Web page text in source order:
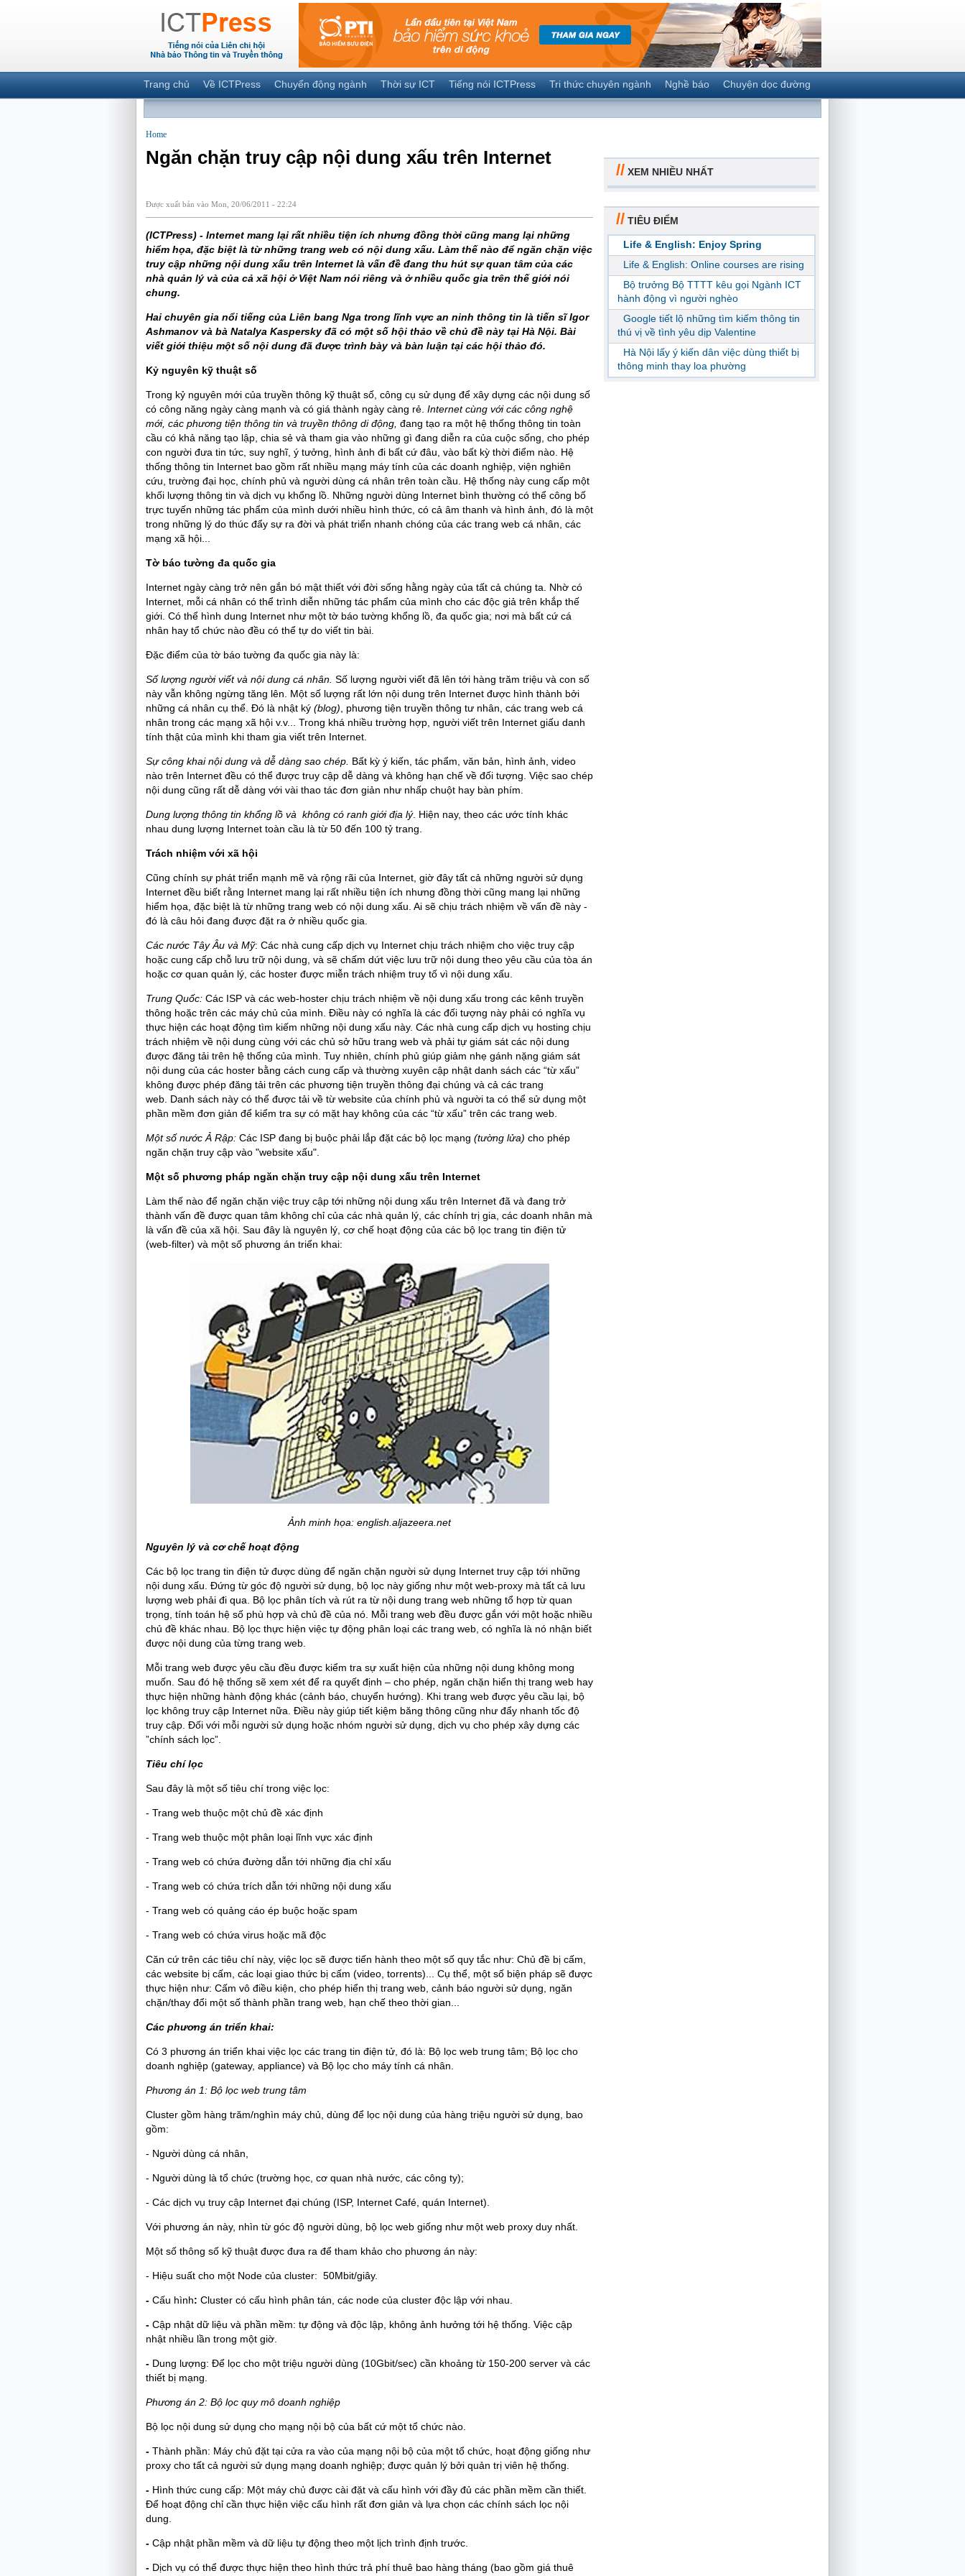
Trang chủ Về ICTPress Chuyển động ngành Thời sự ICT Tiếng nói ICTPress Tri thức chuyên ngành Nghề báo Chuyện dọc đường
Home
Ngăn chặn truy cập nội dung xấu trên Internet
Được xuất bản vào Mon, 20/06/2011 - 22:24
(ICTPress) - Internet mang lại rất nhiều tiện ích nhưng đồng thời cũng mang lại những
hiểm họa, đặc biệt là từ những trang web có nội dung xấu. Làm thế nào để ngăn chặn việc
truy cập những nội dung xấu trên Internet là vấn đề đang thu hút sự quan tâm của các
nhà quản lý và của cả xã hội ở Việt Nam nói riêng và ở nhiều quốc gia trên thế giới nói
chung.
Hai chuyên gia nổi tiếng của Liên bang Nga trong lĩnh vực an ninh thông tin là tiến sĩ Igor
Ashmanov và bà Natalya Kaspersky đã có một số hội thảo về chủ đề này tại Hà Nội. Bài
viết giới thiệu một số nội dung đã được trình bày và bàn luận tại các hội thảo đó.
Kỷ nguyên kỹ thuật số
Trong kỷ nguyên mới của truyền thông kỹ thuật số, công cụ sử dụng để xây dựng các nội dung số
có công năng ngày càng mạnh và có giá thành ngày càng rẻ. Internet cùng với các công nghệ
mới, các phương tiện thông tin và truyền thông di động, đang tạo ra một hệ thống thông tin toàn
cầu có khả năng tạo lập, chia sẻ và tham gia vào những gì đang diễn ra của cuộc sống, cho phép
con người đưa tin tức, suy nghĩ, ý tưởng, hình ảnh đi bất cứ đâu, vào bất kỳ thời điểm nào. Hệ
thống thông tin Internet bao gồm rất nhiều mạng máy tính của các doanh nghiệp, viện nghiên
cứu, trường đại học, chính phủ và người dùng cá nhân trên toàn cầu. Hệ thống này cung cấp một
khối lượng thông tin và dịch vụ khổng lồ. Những người dùng Internet bình thường có thể công bố
trực tuyến những tác phẩm của mình dưới nhiều hình thức, có cả âm thanh và hình ảnh, đó là một
trong những lý do thúc đẩy sự ra đời và phát triển nhanh chóng của các trang web cá nhân, các
mạng xã hội...
Tờ báo tường đa quốc gia
Internet ngày càng trở nên gắn bó mật thiết với đời sống hằng ngày của tất cả chúng ta. Nhờ có
Internet, mỗi cá nhân có thể trình diễn những tác phẩm của mình cho các độc giả trên khắp thế
giới. Có thể hình dung Internet như một tờ báo tường khổng lồ, đa quốc gia; nơi mà bất cứ cá
nhân hay tổ chức nào đều có thể tự do viết tin bài.
Đặc điểm của tờ báo tường đa quốc gia này là:
Số lượng người viết và nội dung cá nhân. Số lượng người viết đã lên tới hàng trăm triệu và con số
này vẫn không ngừng tăng lên. Một số lượng rất lớn nội dung trên Internet được hình thành bởi
những cá nhân cụ thể. Đó là nhật ký (blog) , phương tiện truyền thông tư nhân, các trang web cá
nhân trong các mạng xã hội v.v... Trong khá nhiều trường hợp, người viết trên Internet giấu danh
tính thật của mình khi tham gia viết trên Internet.
Sự công khai nội dung và dễ dàng sao chép. Bất kỳ ý kiến, tác phẩm, văn bản, hình ảnh, video
nào trên Internet đều có thể được truy cập dễ dàng và không hạn chế về đối tượng. Việc sao chép
nội dung cũng rất dễ dàng với vài thao tác đơn giản như nhấp chuột hay bàn phím.
Dung lượng thông tin khổng lồ và không có ranh giới địa lý. Hiện nay, theo các ước tính khác
nhau dung lượng Internet toàn cầu là từ 50 đến 100 tỷ trang.
Trách nhiệm với xã hội
Cũng chính sự phát triển mạnh mẽ và rộng rãi của Internet, giờ đây tất cả những người sử dụng
Internet đều biết rằng Internet mang lại rất nhiều tiện ích nhưng đồng thời cũng mang lại những
hiểm họa, đặc biệt là từ những trang web có nội dung xấu. Ai sẽ chịu trách nhiệm về vấn đề này -
đó là câu hỏi đang được đặt ra ở nhiều quốc gia.
Các nước Tây Âu và Mỹ: Các nhà cung cấp dịch vụ Internet chịu trách nhiệm cho việc truy cập
hoặc cung cấp chỗ lưu trữ nội dung, và sẽ chấm dứt việc lưu trữ nội dung theo yêu cầu của tòa án
hoặc cơ quan quản lý, các hoster được miễn trách nhiệm truy tố vì nội dung xấu.
Trung Quốc: Các ISP và các web-hoster chịu trách nhiệm về nội dung xấu trong các kênh truyền
thông hoặc trên các máy chủ của mình. Điều này có nghĩa là các đối tượng này phải có nghĩa vụ
thực hiện các hoạt động tìm kiếm những nội dung xấu này. Các nhà cung cấp dịch vụ hosting chịu
trách nhiệm về nội dung cùng với các chủ sở hữu trang web và phải tự giám sát các nội dung
được đăng tải trên hệ thống của mình. Tuy nhiên, chính phủ giúp giảm nhẹ gánh nặng giám sát
nội dung của các hoster bằng cách cung cấp và thường xuyên cập nhật danh sách các “từ xấu”
không được phép đăng tải trên các phương tiện truyền thông đại chúng và cả các trang
web. Danh sách này có thể được tải về từ website của chính phủ và người ta có thể sử dụng một
phần mềm đơn giản để kiểm tra sự có mặt hay không của các “từ xấu” trên các trang web.
Một số nước Ả Rập: Các ISP đang bị buộc phải lắp đặt các bộ lọc mạng (tường lửa) cho phép
ngăn chặn truy cập vào "website xấu".
Một số phương pháp ngăn chặn truy cập nội dung xấu trên Internet
Làm thế nào để ngăn chặn việc truy cập tới những nội dung xấu trên Internet đã và đang trở
thành vấn đề được quan tâm không chỉ của các nhà quản lý, các chính trị gia, các doanh nhân mà
là vấn đề của xã hội. Sau đây là nguyên lý, cơ chế hoạt động của các bộ lọc trang tin điện tử
(web-filter) và một số phương án triển khai:
Ảnh minh họa: english.aljazeera.net
Nguyên lý và cơ chế hoạt động
Các bộ lọc trang tin điện tử được dùng để ngăn chặn người sử dụng Internet truy cập tới những
nội dung xấu. Đứng từ góc độ người sử dụng, bộ lọc này giống như một web-proxy mà tất cả lưu
lượng web phải đi qua. Bộ lọc phân tích và rút ra từ nội dung trang web những tổ hợp từ quan
trọng, tính toán hệ số phù hợp và chủ đề của nó. Mỗi trang web đều được gắn với một hoặc nhiều
chủ đề khác nhau. Bộ lọc thực hiện việc tự động phân loại các trang web, có nghĩa là nó nhận biết
được nội dung của từng trang web.
Mỗi trang web được yêu cầu đều được kiểm tra sự xuất hiện của những nội dung không mong
muốn. Sau đó hệ thống sẽ xem xét để ra quyết định – cho phép, ngăn chặn hiển thị trang web hay
thực hiện những hành động khác (cảnh báo, chuyển hướng). Khi trang web được yêu cầu lại, bộ
lọc không truy cập Internet nữa. Điều này giúp tiết kiệm băng thông cũng như đẩy nhanh tốc độ
truy cập. Đối với mỗi người sử dụng hoặc nhóm người sử dụng, dịch vụ cho phép xây dựng các
”chính sách lọc”.
Tiêu chí lọc
Sau đây là một số tiêu chí trong việc lọc:
- Trang web thuộc một chủ đề xác định
- Trang web thuộc một phân loại lĩnh vực xác định
- Trang web có chứa đường dẫn tới những địa chỉ xấu
- Trang web có chứa trích dẫn tới những nội dung xấu
- Trang web có quảng cáo ép buộc hoặc spam
- Trang web có chứa virus hoặc mã độc
Căn cứ trên các tiêu chí này, việc lọc sẽ được tiến hành theo một số quy tắc như: Chủ đề bị cấm,
các website bị cấm, các loại giao thức bị cấm (video, torrents)... Cụ thể, một số biện pháp sẽ được
thực hiện như: Cấm vô điều kiện, cho phép hiển thị trang web, cảnh báo người sử dụng, ngăn
chặn/thay đổi một số thành phần trang web, hạn chế theo thời gian...
Các phương án triển khai:
Có 3 phương án triển khai việc lọc các trang tin điện tử, đó là: Bộ lọc web trung tâm; Bộ lọc cho
doanh nghiệp (gateway, appliance) và Bộ lọc cho máy tính cá nhân.
Phương án 1: Bộ lọc web trung tâm
Cluster gồm hàng trăm/nghìn máy chủ, dùng để lọc nội dung của hàng triệu người sử dụng, bao
gồm:
- Người dùng cá nhân,
- Người dùng là tổ chức (trường học, cơ quan nhà nước, các công ty);
- Các dịch vụ truy cập Internet đại chúng (ISP, Internet Café, quán Internet).
Với phương án này, nhìn từ góc độ người dùng, bộ lọc web giống như một web proxy duy nhất.
Một số thông số kỹ thuật được đưa ra để tham khảo cho phương án này:
- Hiệu suất cho một Node của cluster: 50Mbit/giây.
- Cấu hình: Cluster có cấu hình phân tán, các node của cluster độc lập với nhau.
- Cập nhật dữ liệu và phần mềm: tự động và độc lập, không ảnh hưởng tới hệ thống. Việc cập
nhật nhiều lần trong một giờ.
- Dung lượng: Để lọc cho một triệu người dùng (10Gbit/sec) cần khoảng từ 150-200 server và các
thiết bị mạng.
Phương án 2: Bộ lọc quy mô doanh nghiệp
Bộ lọc nội dung sử dụng cho mạng nội bộ của bất cứ một tổ chức nào.
- Thành phần: Máy chủ đặt tại cửa ra vào của mạng nội bộ của một tổ chức, hoạt động giống như
proxy cho tất cả người sử dụng mạng doanh nghiệp; được quản lý bởi quản trị viên hệ thống.
- Hình thức cung cấp: Một máy chủ được cài đặt và cấu hình với đầy đủ các phần mềm cần thiết.
Để hoạt động chỉ cần thực hiện việc cấu hình rất đơn giản và lựa chọn các chính sách lọc nội
dung.
- Cập nhật phần mềm và dữ liệu tự động theo một lịch trình định trước.
- Dịch vụ có thể được thực hiện theo hình thức trả phí thuê bao hàng tháng (bao gồm giá thuê
// XEM NHIỀU NHẤT
// TIÊU ĐIỂM
Life & English: Enjoy Spring
Life & English: Online courses are rising
Bộ trưởng Bộ TTTT kêu gọi Ngành ICT
hành động vì người nghèo
Google tiết lộ những tìm kiếm thông tin
thú vị về tình yêu dịp Valentine
Hà Nội lấy ý kiến dân việc dùng thiết bị
thông minh thay loa phường